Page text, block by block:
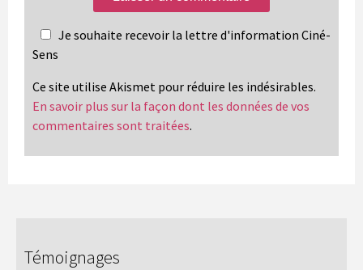
Je souhaite recevoir la lettre d'information Ciné-
Sens
Ce site utilise Akismet pour réduire les indésirables.
En savoir plus sur la façon dont les données de vos
commentaires sont traitées.
Témoignages